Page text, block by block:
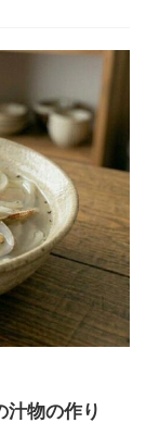
汁物の作り